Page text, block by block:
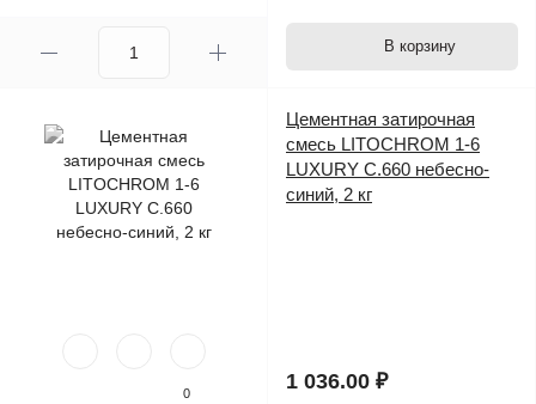
В корзину
0
Цементная затирочная
смесь LITOCHROM 1-6
LUXURY C.660 небесно-
синий, 2 кг
1 036.00 ₽